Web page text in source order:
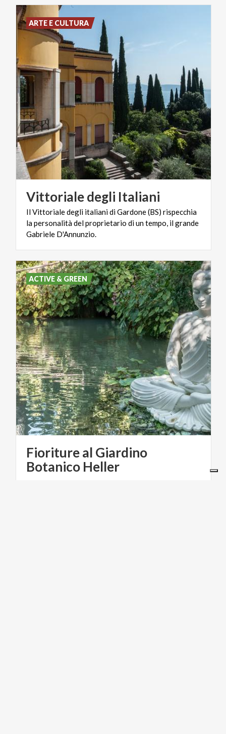
Vittorialedegli Italiani
Il Vittoriale degli italiani di Gardone (BS) rispecchia
la personalità del proprietario di un tempo, il grande
Gabriele D'Annunzio.
ARTE E CULTURA
Fioriture al Giardino
Botanico Heller
ACTIVE & GREEN